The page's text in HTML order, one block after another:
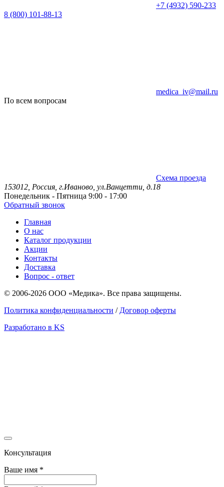
+7 (4932) 590-233
8 (800) 101-88-13
medica_iv@mail.ru
По всем вопросам
Схема проезда
153012, Россия, г.Иваново, ул.Ванцетти, д.18
Понедельник - Пятница 9:00 - 17:00
Обратный звонок
Главная
О нас
Каталог продукции
Акции
Контакты
Доставка
Вопрос - ответ
© 2006-2026 ООО «Медика». Все права защищены.
Политика конфиденциальности / Договор оферты
Разработано в KS
Консультация
Ваше имя *